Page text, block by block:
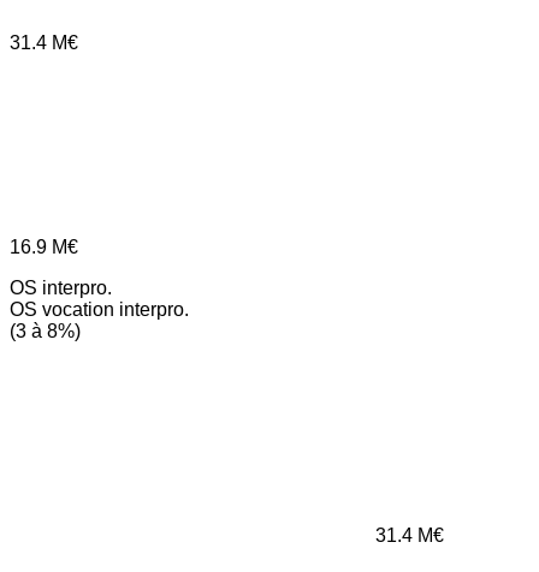
31.4 M€
16.9 M€
OS interpro.
OS vocation interpro.
(3 à 8%)
31.4 M€